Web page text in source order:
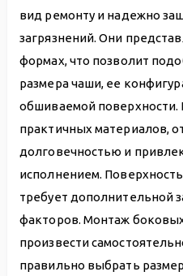
вид ремонту и надежно
загрязнений. Они
формах, что позволит
размера чаши, ее
обшиваемой
практичных материалов,
долговечностью и
исполнением.
требует дополнительной
факторов. Монтаж
произвести
правильно выбрать